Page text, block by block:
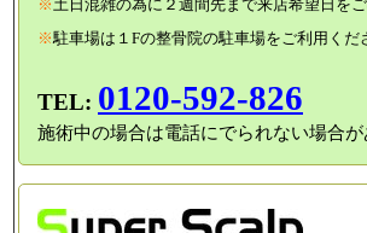
※土日混雑の為に２週間先まで来店希望日をご
※駐車場は１Fの整骨院の駐車場をご利用くだ
TEL: 0120-592-826
施術中の場合は電話にでられない場合